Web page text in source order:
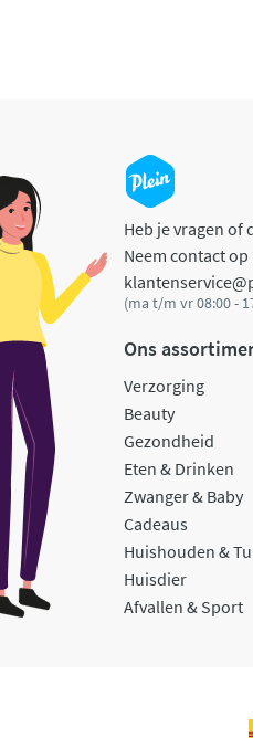
Heb je vragen of
Neem contact
(ma t/m vr 08:00 -
Ons
Verzorging
Beauty
Gezondheid
Eten & Drinken
Zwanger & Baby
Cadeaus
Huishouden &
Huisdier
Afvallen & Sport